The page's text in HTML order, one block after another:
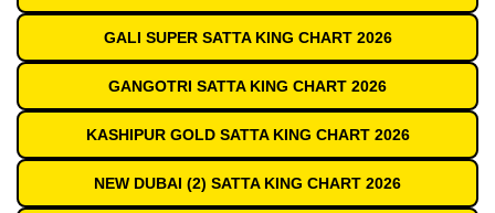
GALI SUPER SATTA KING CHART 2026
GANGOTRI SATTA KING CHART 2026
KASHIPUR GOLD SATTA KING CHART 2026
NEW DUBAI (2) SATTA KING CHART 2026